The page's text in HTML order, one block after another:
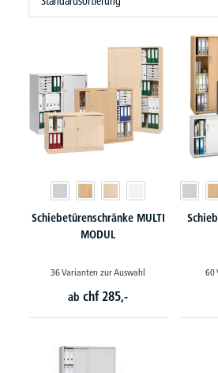
Schiebetürenschränke MULTI
MODUL
36 Varianten zur Auswahl
ab chf 285,-
60